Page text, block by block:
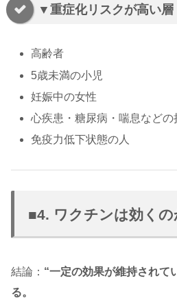
▼重症化リスクが高い層
高齢者
5歳未満の小児
妊娠中の女性
心疾患・糖尿病・喘息などの
免疫力低下状態の人
■4. ワクチンは効くの
結論： “一定の効果が維持されて
る。